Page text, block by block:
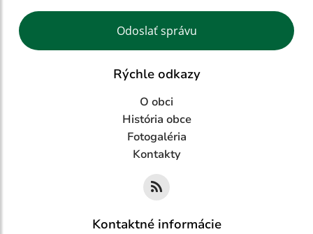
Google reCaptcha Response
Odoslať správu
Rýchle odkazy
O obci
História obce
Fotogaléria
Kontakty
Kontaktné informácie